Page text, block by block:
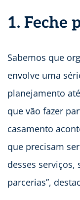
1. Feche
Sabemos que
envolve uma
planejamento
que vão fazer
casamento
que precisam
desses serviços,
parcerias”,